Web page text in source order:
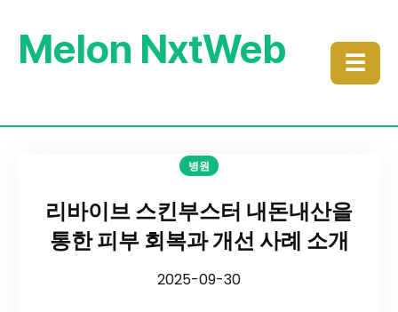
Melon NxtWeb ☰
병원
리바이브 스킨부스터 내돈내산을
통한 피부 회복과 개선 사례 소개
2025-09-30